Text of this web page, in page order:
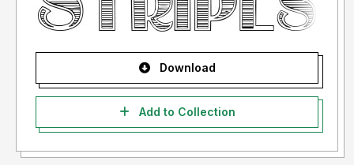
- Lisensi font setelah penggunaan silahkan gunakan sesuai
terms & condition yang berlaku setelah anda membeli
Informasi tentang Lisensi apa yang akan anda perlukan,
silahkan menghubungi kami di :
storytypestudio@gmail.com
Download
Add to Collection